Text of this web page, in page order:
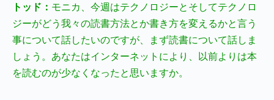
トッド： モニカ、今週はテクノロジーとそしてテクノロ
ジーがどう我々の読書方法とか書き方を変えるかと言う
事について話したいのですが、まず読書について話しま
しょう。あなたはインターネットにより、以前よりは本
を読むのが少なくなったと思いますか。